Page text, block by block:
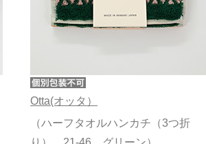
Otta(オッタ）
（ハーフタオルハンカチ（3つ折